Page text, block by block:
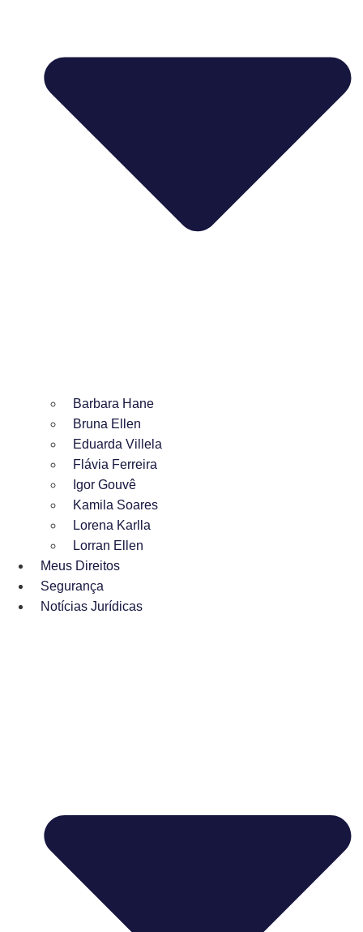
Barbara Hane
Bruna Ellen
Eduarda Villela
Flávia Ferreira
Igor Gouvê
Kamila Soares
Lorena Karlla
Lorran Ellen
Meus Direitos
Segurança
Notícias Jurídicas